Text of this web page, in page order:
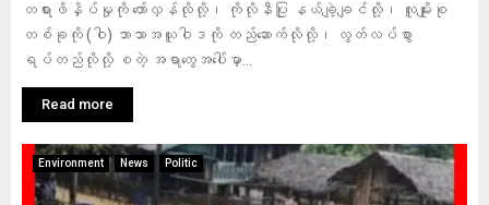
တရားဖိနှိပ်မှုကို တော်လှန်လိုလို့၊ ကိုလိုနီပြု နယ်ချဲ့ချင်လို့၊ လူမျိုးစု
တစ်ခုကို (ဝါ) ဘာသာအယူဝါဒကို တည်ဆောက်လိုလို့၊ လွတ်လပ်စွာ
ရပ်တည်လိုလို့ စတဲ့ အရာတွေအပေါ်မှာ...
Read more
Environment News Politic